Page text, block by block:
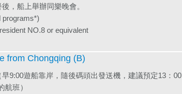
，船上舉辦同樂晚會。
programs*)
NO.8 or equivalent
from Chongqing (B)
9:00遊船靠岸，隨後碼頭出發送機，建議預定13：00
班）